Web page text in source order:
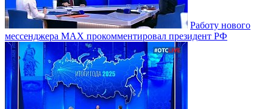
Работу нового
мессенджера MAX прокомментировал президент РФ